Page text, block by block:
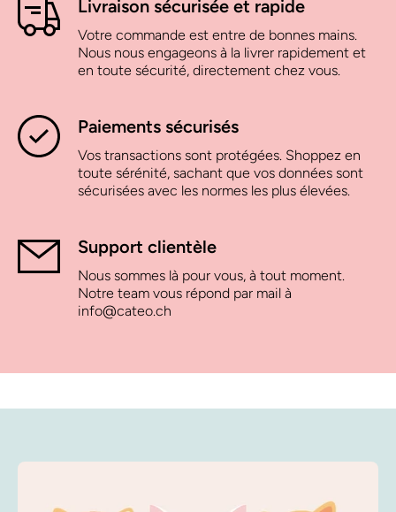
Livraison sécurisée et rapide
Votre commande est entre de bonnes mains.
Nous nous engageons à la livrer rapidement et
en toute sécurité, directement chez vous.
Paiements sécurisés
Vos transactions sont protégées. Shoppez en
toute sérénité, sachant que vos données sont
sécurisées avec les normes les plus élevées.
Support clientèle
Nous sommes là pour vous, à tout moment.
Notre team vous répond par mail à
info@cateo.ch